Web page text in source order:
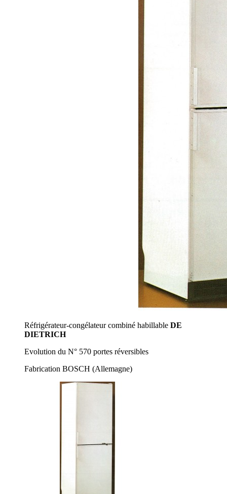
Réfrigérateur-congélateur combiné habillable DE
DIETRICH
Evolution du N° 570 portes réversibles
Fabrication BOSCH (Allemagne)